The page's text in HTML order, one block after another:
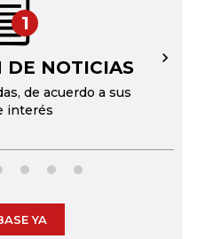
1
DE NOTICIAS
de acuerdo a sus
interés
→
YA